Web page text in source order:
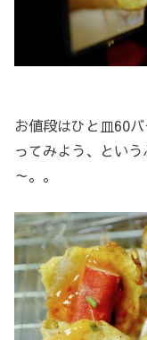
お値段はひと皿60
ってみよう、とい
～。。